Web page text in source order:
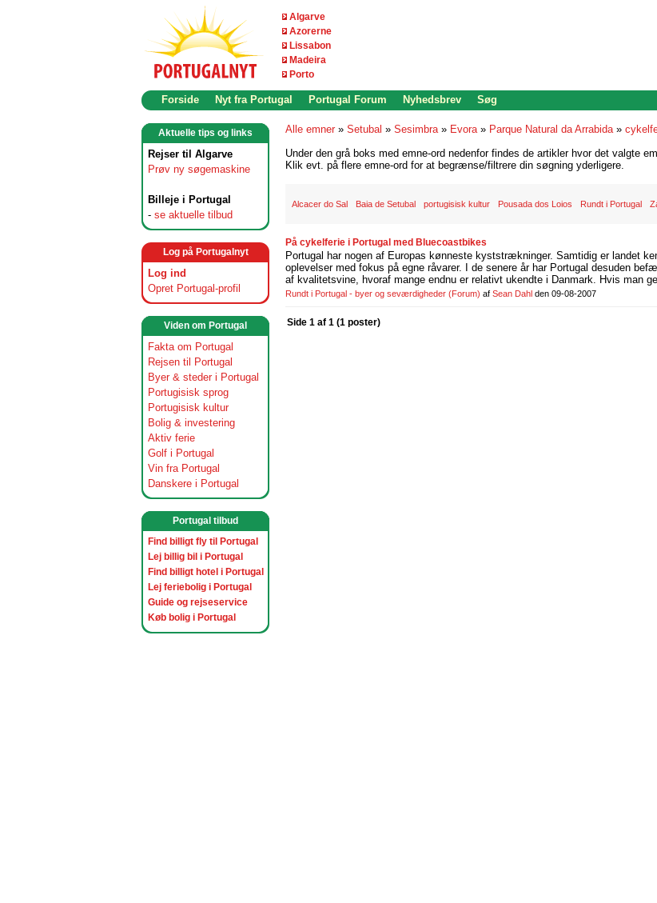
Algarve
Azorerne
Lissabon
Madeira
Porto
Forside Nyt fra Portugal Portugal Forum Nyhedsbrev Søg
Aktuelle tips og links
Rejser til Algarve
Prøv ny søgemaskine
Billeje i Portugal
- se aktuelle tilbud
Log på Portugalnyt
Log ind
Opret Portugal-profil
Viden om Portugal
Fakta om Portugal
Rejsen til Portugal
Byer & steder i Portugal
Portugisisk sprog
Portugisisk kultur
Bolig & investering
Aktiv ferie
Golf i Portugal
Vin fra Portugal
Danskere i Portugal
Portugal tilbud
Find billigt fly til Portugal
Lej billig bil i Portugal
Find billigt hotel i Portugal
Lej feriebolig i Portugal
Guide og rejseservice
Køb bolig i Portugal
Alle emner » Setubal » Sesimbra» Evora» Parque Natural da Arrabida»
Under den grå boks med emne-ord nedenfor findes de artikler hvor det valgte
Klik evt. på flere emne-ord for at begrænse/filtrere din søgning yderligere.
Alcacer do Sal Baia de Setubal portugisisk kultur Pousada dos Loios Rundt i Portugal
På cykelferie i Portugal med Bluecoastbikes
Portugal har nogen af Europas kønneste kyststrækninger. Samtidig er landet
oplevelser med fokus på egne råvarer. I de senere år har Portugal desuden
af kvalitetsvine, hvoraf mange endnu er relativt ukendte i Danmark. Hvis man
Rundt i Portugal - byer og seværdigheder (Forum) af Sean Dahl den 09-08-2007
Side 1 af 1 (1 poster)